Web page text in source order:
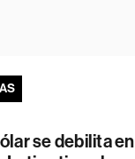
se debilita en